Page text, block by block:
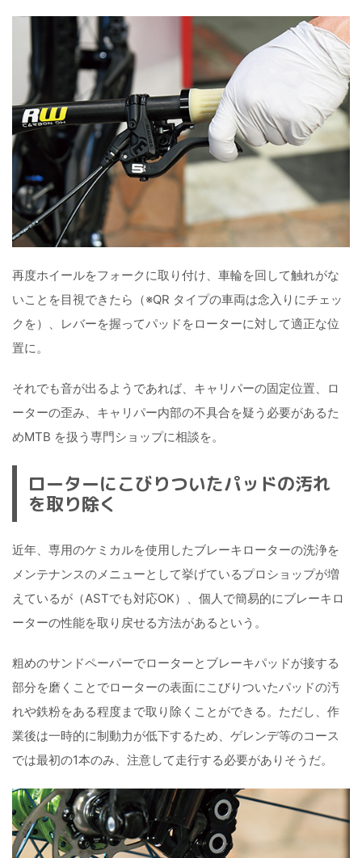
再度ホイールをフォークに取り付け、車輪を回して触れがな
いことを目視できたら（※QR タイプの車両は念入りにチェッ
クを）、レバーを握ってパッドをローターに対して適正な位
置に。
それでも音が出るようであれば、キャリパーの固定位置、ロ
ーターの歪み、キャリパー内部の不具合を疑う必要があるた
めMTB を扱う専門ショップに相談を。
ローターにこびりついたパッドの汚れ
を取り除く
近年、専用のケミカルを使用したブレーキローターの洗浄を
メンテナンスのメニューとして挙げているプロショップが増
えているが（ASTでも対応OK）、個人で簡易的にブレーキロ
ーターの性能を取り戻せる方法があるという。
粗めのサンドペーパーでローターとブレーキパッドが接する
部分を磨くことでローターの表面にこびりついたパッドの汚
れや鉄粉をある程度まで取り除くことができる。ただし、作
業後は一時的に制動力が低下するため、ゲレンデ等のコース
では最初の1本のみ、注意して走行する必要がありそうだ。